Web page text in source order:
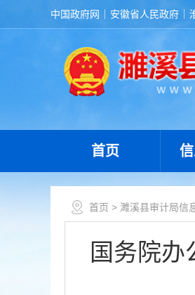
中国政府网 安徽省人民政府
首页
首页 > 濉溪县审计局信
国务院